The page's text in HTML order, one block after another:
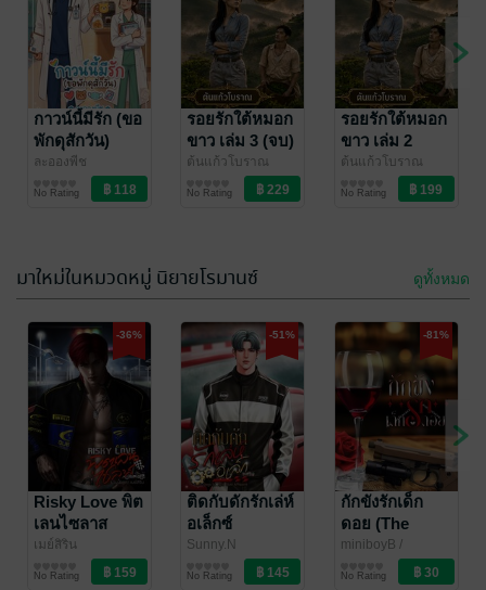
กาวน์นี้มีรัก (ขอ
พักดุสักวัน)
ละอองพีช
No Rating
รอยรักใต้หมอก
ขาว เล่ม 3 (จบ)
ต้นแก้วโบราณ
No Rating
รอยรักใต้หมอก
ขาว เล่ม 2
ต้นแก้วโบราณ
No Rating
มาใหม่ในหมวดหมู่ นิยายโรมานซ์ ดูทั้งหมด
-36%
Risky Love พิต
เลนไซลาส
เมย์สิริน
นิยายโรมานซ์
No Rating
-51%
ติดกับดักรักเล่ห์
อเล็กซ์
Sunny.N
นิยายโรมานซ์
No Rating
-81%
กักขังรักเด็ก
ดอย (The
Soldier’s Pet)
#ไรเกอร์Xบัว
miniboyB /
นิยายโรมานซ์
No Rating